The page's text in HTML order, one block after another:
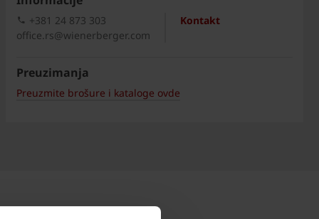
Kontakt
+381 24 873 303
office.rs@wienerberger.com
Preuzimanja
Preuzmite brošure i kataloge ovde